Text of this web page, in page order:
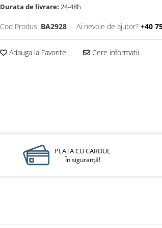
Durata de livrare: 24-48h
Cod Produs: BA2928 Ai nevoie de ajutor? +40
Adauga la Favorite Cere informatii
PLATA CU CARDUL
În siguranță!